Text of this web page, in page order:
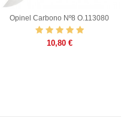
Opinel Carbono Nº8 O.113080
10,80 €